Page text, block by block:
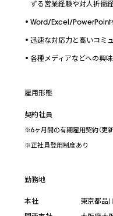
ずる営業経験や対人折衝
Word/Excel/PowerPoint
迅速な対応力と高いコミ
各種メディアなどへの興味
雇用形態
契約社員
※6ヶ月間の有期雇用契約（更新
※正社員登用制度あり
勤務地
本社 東京都品